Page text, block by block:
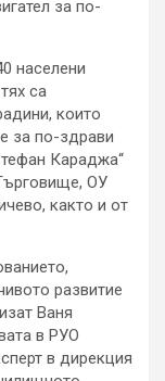
за по-
населени
са
които
за по-здрави
Караджа“
ОУ
както и от
развитие
Ваня
в РУО
в дирекция